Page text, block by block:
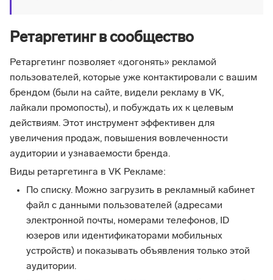
Ретаргетинг в сообщество
Ретаргетинг позволяет «догонять» рекламой
пользователей, которые уже контактировали с вашим
брендом (были на сайте, видели рекламу в VK,
лайкали промопосты), и побуждать их к целевым
действиям. Этот инструмент эффективен для
увеличения продаж, повышения вовлеченности
аудитории и узнаваемости бренда.
Виды ретаргетинга в VK Рекламе:
По списку. Можно загрузить в рекламный кабинет
файл с данными пользователей (адресами
электронной почты, номерами телефонов, ID
юзеров или идентификаторами мобильных
устройств) и показывать объявления только этой
аудитории.